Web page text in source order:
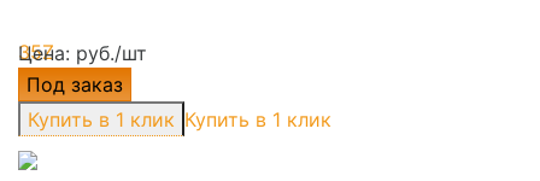
Цена: руб./шт
Под заказ
Купить в 1 клик